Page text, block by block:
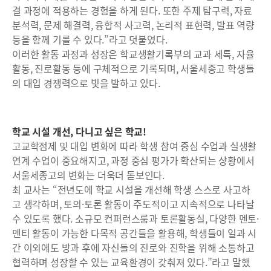
결 과정에 적용하는 경험을 하게 된다. 또한 주제 탐구력, 자료
분석력, 문제 해결력, 융합적 사고력, 논리적 표현력, 발표 역량
등을 함께 기를 수 있다.”라고 덧붙였다.
이러한 활동 과정과 성장은 학교생활기록부의 교과 세특, 자율
활동, 진로활동 등에 구체적으로 기록되며, 서울세종고 학생들
의 대입 경쟁력으로 빛을 발하고 있다.
학교 시설 개선, 다니고 싶은 학교!
고교학점제 및 대입 변화에 따라 학생 참여 중심 수업과 실생활
연계 수업이 중요해지고, 과정 중심 평가가 확산되는 상황에서
서울세종고의 변화는 더욱더 돋보인다.
최 교사는 “전년도에 학교 시설을 개선해 학생 스스로 사고하
고 생각하며, 토의·토론 활동이 주도적이고 지속적으로 나타날
수 있도록 했다. 소규모 컨퍼런스룸과 토론활동실, 다양한 멘토·
멘티 활동이 가능한 다목적 공간들을 활용해, 학생들이 일과 시
간 이외에도 방과 후에 자신들의 진로와 진학을 위해 소통하고
협력하며 성장할 수 있는 교육환경이 갖춰져 있다.”라고 말했